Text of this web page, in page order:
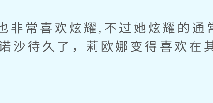
常喜欢炫耀,不过她炫耀的通
沙待久了，莉欧娜变得喜欢在